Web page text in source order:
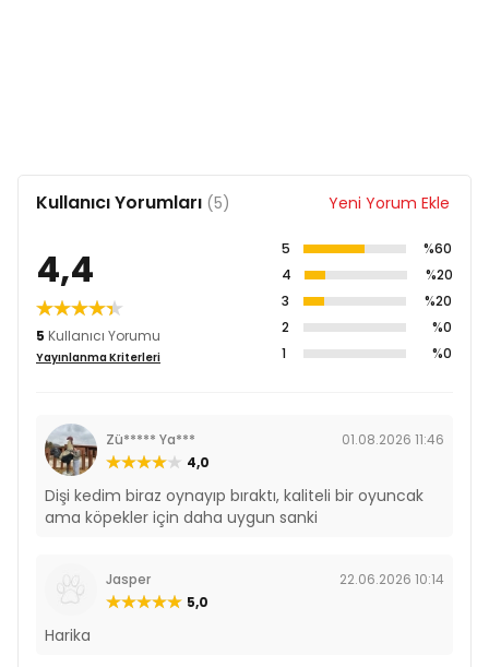
Kullanıcı Yorumları (5) Yeni Yorum Ekle
4,4
5 Kullanıcı Yorumu
Yayınlanma Kriterleri
5
%60
4
%20
3
%20
2
%0
1
%0
Zü***** Ya***
01.08.2026 11:46
4,0
Dişi kedim biraz oynayıp bıraktı, kaliteli bir oyuncak
ama köpekler için daha uygun sanki
Jasper
22.06.2026 10:14
5,0
Harika